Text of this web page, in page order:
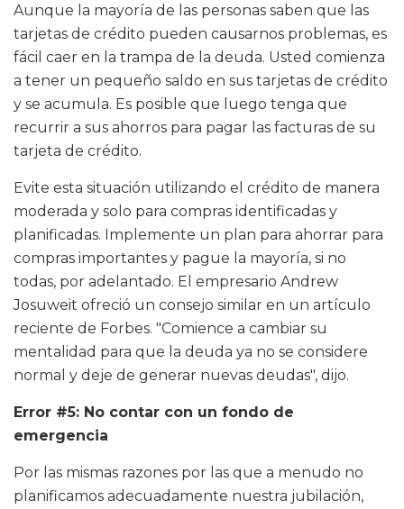
Aunque la mayoría de las personas saben que las
tarjetas de crédito pueden causarnos problemas, es
fácil caer en la trampa de la deuda. Usted comienza
a tener un pequeño saldo en sus tarjetas de crédito
y se acumula. Es posible que luego tenga que
recurrir a sus ahorros para pagar las facturas de su
tarjeta de crédito.
Evite esta situación utilizando el crédito de manera
moderada y solo para compras identificadas y
planificadas. Implemente un plan para ahorrar para
compras importantes y pague la mayoría, si no
todas, por adelantado. El empresario Andrew
Josuweit ofreció un consejo similar en un artículo
reciente de Forbes. "Comience a cambiar su
mentalidad para que la deuda ya no se considere
normal y deje de generar nuevas deudas", dijo.
Error #5: No contar con un fondo de
emergencia
Por las mismas razones por las que a menudo no
planificamos adecuadamente nuestra jubilación,